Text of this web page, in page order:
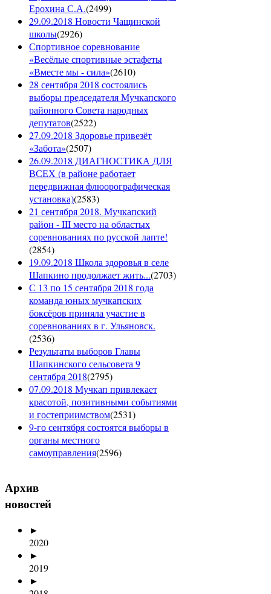
Ерохина С.А.(2499)
29.09.2018 Новости Чащинской
школы(2926)
Спортивное соревнование
«Весёлые спортивные эстафеты
«Вместе мы - сила»(2610)
28 сентября 2018 состоялись
выборы председателя Мучкапского
районного Совета народных
депутатов(2522)
27.09.2018 Здоровье привезёт
«Забота»(2507)
26.09.2018 ДИАГНОСТИКА ДЛЯ
ВСЕХ (в районе работает
передвижная флюорографическая
установка)(2583)
21 сентября 2018. Мучкапский
район - III место на областых
соревнованиях по русской лапте!
(2854)
19.09.2018 Школа здоровья в селе
Шапкино продолжает жить...(2703)
С 13 по 15 сентября 2018 года
команда юных мучкапских
боксёров приняла участие в
соревнованиях в г. Ульяновск.
(2536)
Результаты выборов Главы
Шапкинского сельсовета 9
сентября 2018(2795)
07.09.2018 Мучкап привлекает
красотой, позитивными событиями
и гостеприимством(2531)
9-го сентября состоятся выборы в
органы местного
самоуправления(2596)
Архив
новостей
►
2020
►
2019
►